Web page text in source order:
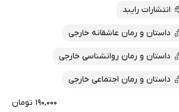
انتشارات رایبد
داستان و رمان عاشقانه خارجی
داستان و رمان روانشناسی خارجی
داستان و رمان اجتماعی خارجی
۱۹۰,۰۰۰ تومان